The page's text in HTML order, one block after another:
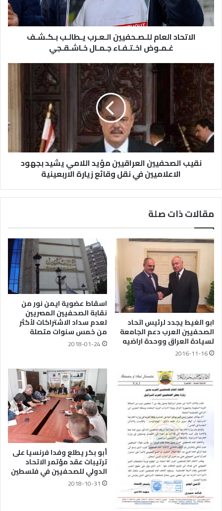
الاتحاد العام للـصـحفيين الـعـرب يـطالـب بـكـشـف
غـمـوض اخـتـفـاء جـمـال خـاشـقـجي
نقيب الصحفيين العراقيين مؤيد اللامي يشيد بجهود
الاعلاميين في نقل وقائع زيارة الاربعينية
مقالات ذات صلة
ابو الغيط يجدد لرئيس اتحاد
الصحفيين العرب دعم الجامعة
لسيادة العراق ووحدة اراضيه
2016-11-16
اسقاط عضوية ايمن نور من
نقابة الصحفيين المصريين
لعدم سداد الاشتراكات لأكثر
من خمس سنوات متصلة
2018-01-24
أبو بكر يطلع وفدا فرنسيا على
ترتيبات عقد مؤتمر الاتحاد
الدولي للصحفيين في فلسطين
2018-10-31